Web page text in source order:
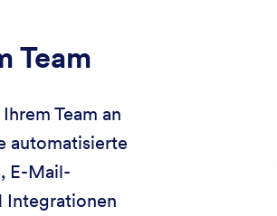
Team
Team an
automatisierte
E-Mail-
Integrationen